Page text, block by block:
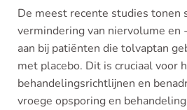
De meest recente studies tonen
vermindering van niervolume en
aan bij patiënten die tolvaptan
met placebo. Dit is cruciaal voor
behandelingsrichtlijnen en
vroege opsporing en